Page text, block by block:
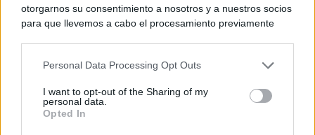
otorgarnos su consentimiento a nosotros y a nuestros socios
para que llevemos a cabo el procesamiento previamente
negar su consentimiento. Tenga en cuenta que algún
de su consentimiento, pero usted tiene el derecho de
rechazar tal procesamiento. Sus preferencias se aplicarán
Personal Data Processing Opt Outs
I want to opt-out of the Sharing of my
personal data.
Opted In